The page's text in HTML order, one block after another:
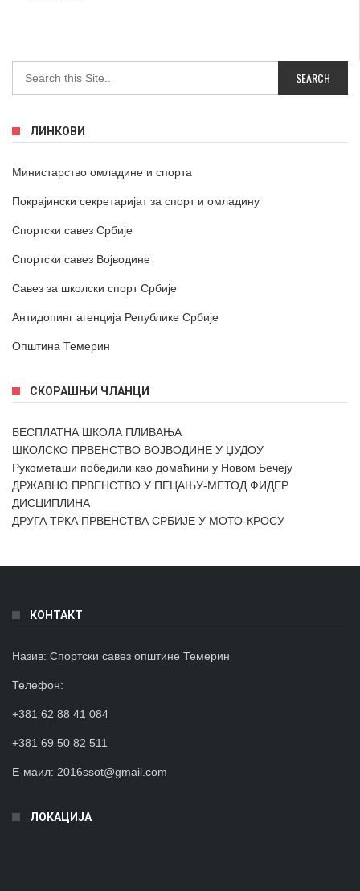
ЛИНКОВИ
Министарство омладине и спорта
Покрајински секретаријат за спорт и омладину
Спортски савез Србије
Спортски савез Војводине
Савез за школски спорт Србије
Антидопинг агенција Републике Србије
Општина Темерин
СКОРАШЊИ ЧЛАНЦИ
БЕСПЛАТНА ШКОЛА ПЛИВАЊА
ШКОЛСКО ПРВЕНСТВО ВОЈВОДИНЕ У ЏУДОУ
Рукометаши победили као домаћини у Новом Бечеју
ДРЖАВНО ПРВЕНСТВО У ПЕЦАЊУ-МЕТОД ФИДЕР
ДИСЦИПЛИНА
ДРУГА ТРКА ПРВЕНСТВА СРБИЈЕ У МОТО-КРОСУ
КОНТАКТ
Назив: Спортски савез општине Темерин
Телефон:
+381 62 88 41 084
+381 69 50 82 511
Е-маил: 2016ssot@gmail.com
ЛОКАЦИЈА